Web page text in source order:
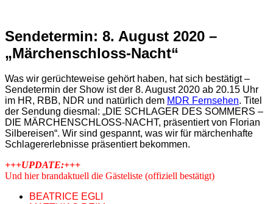
Sendetermin: 8. August 2020 –
„Märchenschloss-Nacht“
Was wir gerüchteweise gehört haben, hat sich bestätigt –
Sendetermin der Show ist der 8. August 2020 ab 20.15 Uhr
im HR, RBB, NDR und natürlich dem MDR Fernsehen. Titel
der Sendung diesmal: „DIE SCHLAGER DES SOMMERS –
DIE MÄRCHENSCHLOSS-NACHT, präsentiert von Florian
Silbereisen“. Wir sind gespannt, was wir für märchenhafte
Schlagererlebnisse präsentiert bekommen.
+++UPDATE:+++
Und hier brandaktuell die Gästeliste (offiziell bestätigt)
BEATRICE EGLI